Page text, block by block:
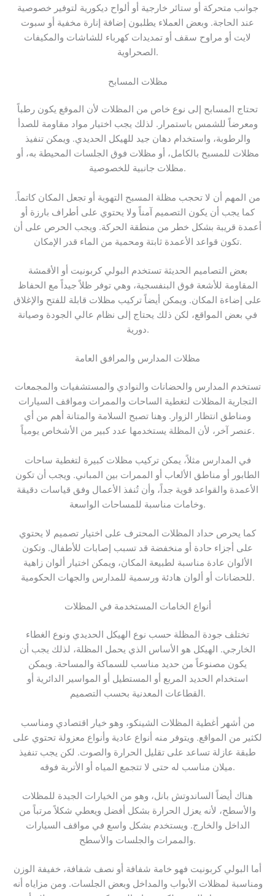
جوانب متحركة أو ستائر خارجية أو ألواح ديكورية لتوفير خصوصية
عند الحاجة. وبعض العملاء يطلبون إضافة إنارة مخفية أو سبوت
لايت أو مراوح سقف أو تمديدات كهرباء للشاشات والمكيفات
الصحراوية.
مظلات المسابح
تحتاج المسابح إلى نوع خاص من المظلات لأن الموقع يكون رطباً
ومعرضاً للشمس باستمرار. لذلك يجب اختيار مواد مقاومة للصدأ
والرطوبة، واستخدام دهان جيد للهيكل الحديدي. ويمكن تنفيذ
مظلات للمسبح بالكامل، أو مظلات فوق الجلسات المحيطة به، أو
مظلات جانبية للخصوصية.
من المهم أن لا تحجب مظلة المسبح التهوية أو تجعل المكان كاتماً.
كما يجب أن يكون التصميم آمناً ولا يحتوي على أطراف بارزة أو
أعمدة قريبة بشكل خطر من منطقة الحركة. ويجب الحرص على أن
تكون قواعد الأعمدة ثابتة ومحمية من الماء قدر الإمكان.
بعض التصاميم الحديثة تستخدم البولي كربونيت أو الأقمشة
المقاومة للأشعة فوق البنفسجية، وهي توفر ظلاً جيداً مع الحفاظ
على إضاءة المكان. ويمكن أيضاً تركيب مظلات قابلة للفتح والإغلاق
في بعض المواقع، لكن ذلك يحتاج إلى نظام عالي الجودة وصيانة
دورية.
مظلات المدارس والمرافق العامة
تستخدم المدارس والحضانات والنوادي والمستشفيات والمجمعات
التجارية المظلات لتغطية الساحات والممرات ومواقف السيارات
ومناطق انتظار الزوار. وهنا تصبح السلامة والمتانة أهم من أي
عنصر آخر، لأن المظلة يستخدمها عدد كبير من الأشخاص يومياً.
في المدارس مثلاً، يمكن تركيب مظلات كبيرة لتغطية ساحات
الطابور أو مناطق الألعاب أو الممرات بين المباني. ويجب أن تكون
الأعمدة والقواعد قوية جداً، وأن تُنفذ الأعمال وفق قياسات دقيقة
وخامات مناسبة للمساحات الواسعة.
كما يحرص حداد المظلات المحترف على اختيار تصميم لا يحتوي
على أجزاء حادة أو منخفضة قد تسبب إصابات للأطفال. وتكون
الألوان عادة مناسبة لطبيعة المكان، ويمكن اختيار ألوان زاهية
للحضانات أو ألوان هادئة ورسمية للمدارس والجهات الحكومية.
أنواع الخامات المستخدمة في المظلات
تختلف جودة المظلة حسب نوع الهيكل الحديدي ونوع الغطاء
الخارجي. الهيكل هو الأساس الذي يحمل المظلة، لذلك يجب أن
يكون مصنوعاً من حديد مناسب للسماكة والمساحة. ويمكن
استخدام الحديد المربع أو المستطيل أو المواسير الدائرية أو
القطاعات المعدنية بحسب التصميم.
من أشهر أغطية المظلات الشينكو، وهو خيار اقتصادي ومناسب
لكثير من المواقع. ويتوفر منه أنواع عادية وأنواع معزولة تحتوي على
طبقة عازلة تساعد على تقليل الحرارة والصوت. لكن يجب تنفيذ
ميلان مناسب له حتى لا تتجمع المياه أو الأتربة فوقه.
هناك أيضاً الساندوتش بانل، وهو من الخيارات الجيدة للمظلات
والأسطح، لأنه يعزل الحرارة بشكل أفضل ويعطي شكلاً مرتباً من
الداخل والخارج. ويستخدم بشكل واسع في مواقف السيارات
والممرات والجلسات والأسطح.
أما البولي كربونيت فهو خامة شفافة أو نصف شفافة، خفيفة الوزن
ومناسبة لمظلات الأبواب والمداخل وبعض الجلسات. ومن مزاياه أنه